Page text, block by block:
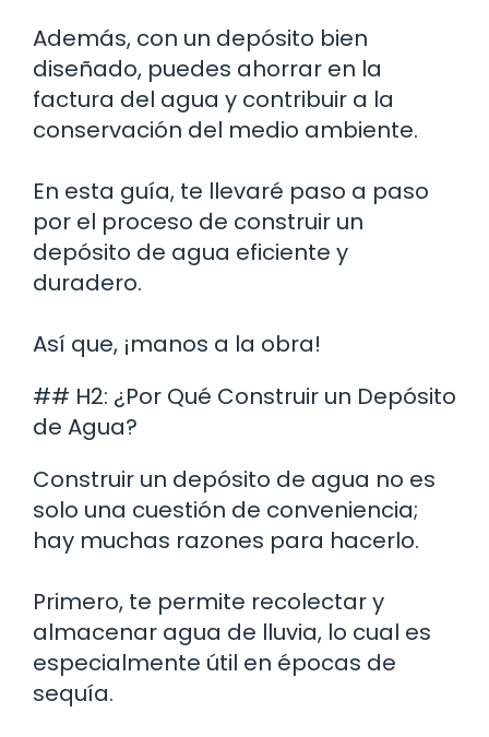
Además, con un depósito bien
diseñado, puedes ahorrar en la
factura del agua y contribuir a la
conservación del medio ambiente.
En esta guía, te llevaré paso a paso
por el proceso de construir un
depósito de agua eficiente y
duradero.
Así que, ¡manos a la obra!
## H2: ¿Por Qué Construir un Depósito
de Agua?
Construir un depósito de agua no es
solo una cuestión de conveniencia;
hay muchas razones para hacerlo.
Primero, te permite recolectar y
almacenar agua de lluvia, lo cual es
especialmente útil en épocas de
sequía.